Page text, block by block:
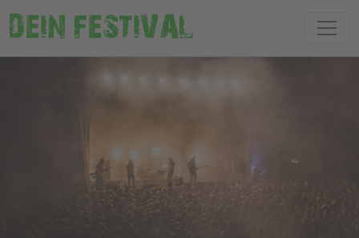
DEIN FESTIVAL